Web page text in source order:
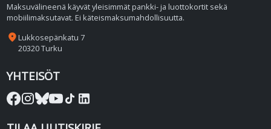
Maksuvälineenä käyvät yleisimmät pankki- ja luottokortit sekä
mobiilimaksutavat. Ei käteismaksumahdollisuutta.
place Lukkosepänkatu 7
20320 Turku
YHTEISÖT